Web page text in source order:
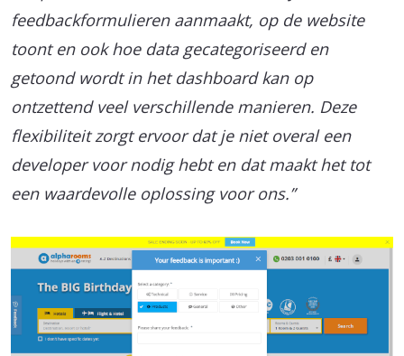
feedbackformulieren aanmaakt, op de website
toont en ook hoe data gecategoriseerd en
getoond wordt in het dashboard kan op
ontzettend veel verschillende manieren. Deze
flexibiliteit zorgt ervoor dat je niet overal een
developer voor nodig hebt en dat maakt het tot
een waardevolle oplossing voor ons.”